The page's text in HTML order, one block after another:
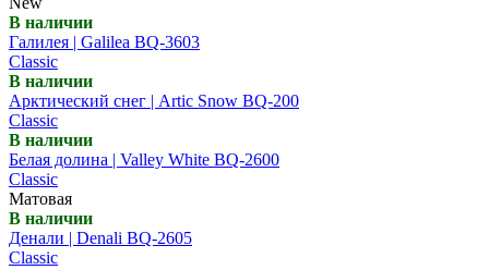
В наличии
Галилея | Galilea BQ-3603
Classic
В наличии
Арктический снег | Artic Snow BQ-200
Classic
В наличии
Белая долина | Valley White BQ-2600
Classic
Матовая
В наличии
Денали | Denali BQ-2605
Classic